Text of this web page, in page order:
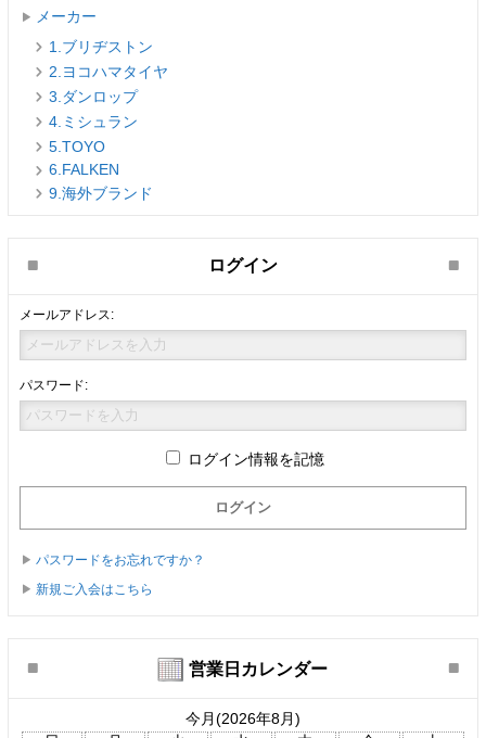
メーカー
1.ブリヂストン
2.ヨコハマタイヤ
3.ダンロップ
4.ミシュラン
5.TOYO
6.FALKEN
9.海外ブランド
ログイン
メールアドレス:
パスワード:
ログイン情報を記憶
パスワードをお忘れですか？
新規ご入会はこちら
営業日カレンダー
今月(2026年8月)